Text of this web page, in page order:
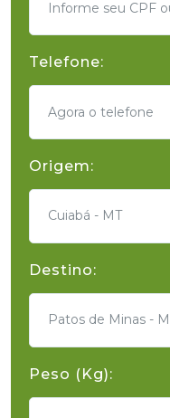
Telefone:
Origem:
Cuiabá - MT
Destino:
Patos de Minas -
Peso (Kg):